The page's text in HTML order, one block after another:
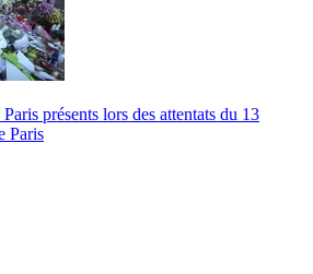
présents lors des attentats du 13
Paris